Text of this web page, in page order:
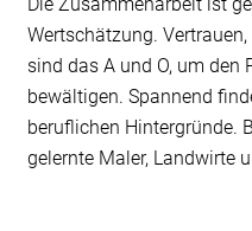
Wertschätzung.
sind das A und O, um
bewältigen. Spannend
beruflichen Hintergründe.
gelernte Maler, Landwirte